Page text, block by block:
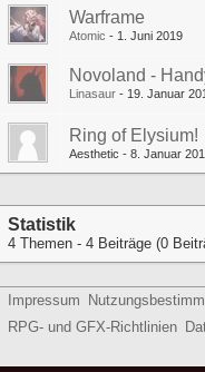
Warframe
Atomic 1. Juni 2019
Novoland -
Linasaur 19. Januar
Ring of Elysium!
Aesthetic 8. Januar
Statistik
4 Themen - 4 Beiträge (0
Impressum
RPG- und GFX-Richtlinien